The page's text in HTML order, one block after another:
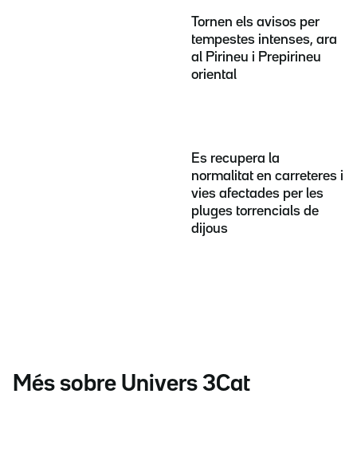
Tornen els avisos per
tempestes intenses, ara
al Pirineu i Prepirineu
oriental
Es recupera la
normalitat en carreteres i
vies afectades per les
pluges torrencials de
dijous
Més sobre Univers 3Cat